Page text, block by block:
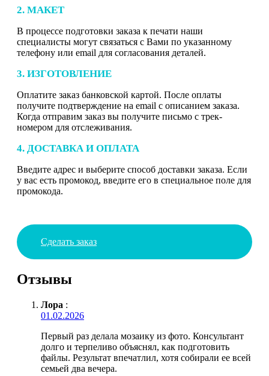
2. МАКЕТ
В процессе подготовки заказа к печати наши
специалисты могут связаться с Вами по указанному
телефону или email для согласования деталей.
3. ИЗГОТОВЛЕНИЕ
Оплатите заказ банковской картой. После оплаты
получите подтверждение на email с описанием заказа.
Когда отправим заказ вы получите письмо с трек-
номером для отслеживания.
4. ДОСТАВКА И ОПЛАТА
Введите адрес и выберите способ доставки заказа. Если
у вас есть промокод, введите его в специальное поле для
промокода.
Сделать заказ
Отзывы
Лора :
01.02.2026
Первый раз делала мозаику из фото. Консультант
долго и терпеливо объяснял, как подготовить
файлы. Результат впечатлил, хотя собирали ее всей
семьей два вечера.